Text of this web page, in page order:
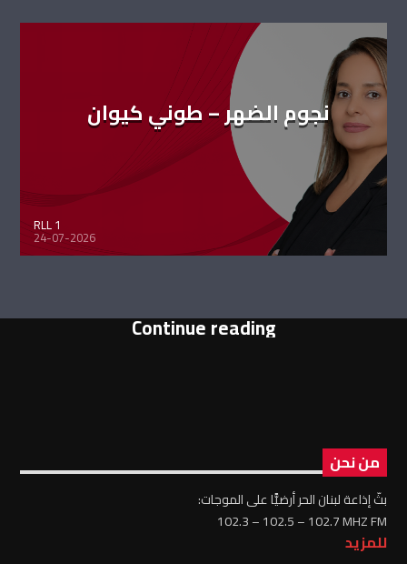
نجوم الضهر – طوني كيوان
RLL 1
24-07-2026
Continue reading
من نحن
بثّ إذاعة لبنان الحر أرضيًّا على الموجات:
102.3 – 102.5 – 102.7 MHZ FM
للمزيد